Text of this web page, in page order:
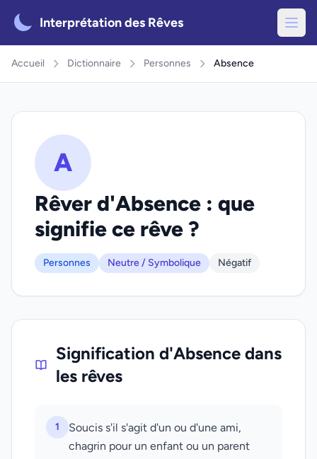
Interprétation des Rêves
Accueil Dictionnaire Personnes Absence
A
Rêver d'Absence : que
signifie ce rêve ?
Personnes Neutre / Symbolique Négatif
Signification d'Absence dans
les rêves
1
Soucis s'il s'agit d'un ou d'une ami,
chagrin pour un enfant ou un parent